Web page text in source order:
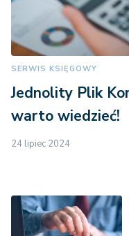
SERWIS KSIĘGOWY
Jednolity Plik
warto wiedzieć!
24 lipiec 2024